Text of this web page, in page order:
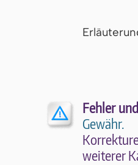
Fehler
Gewähr.
wei­te­rer